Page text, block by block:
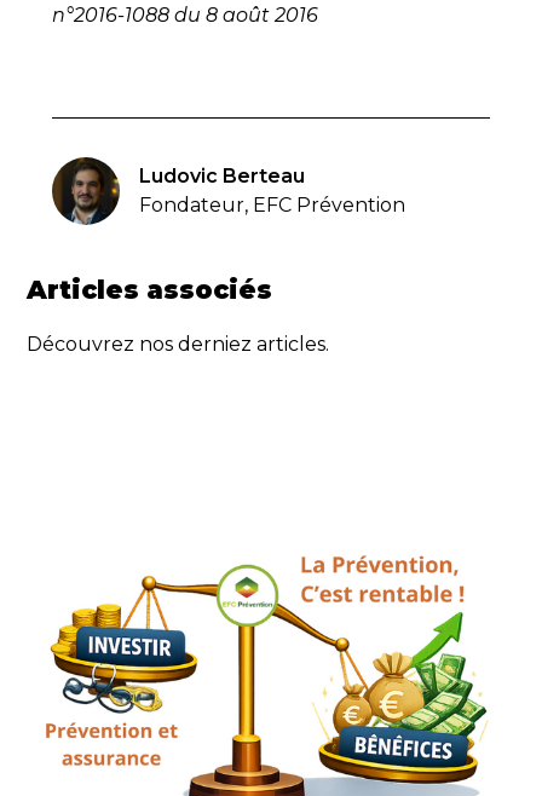
n°2016-1088 du 8 août 2016
Ludovic Berteau
Fondateur, EFC Prévention
Articles associés
Découvrez nos derniez articles.